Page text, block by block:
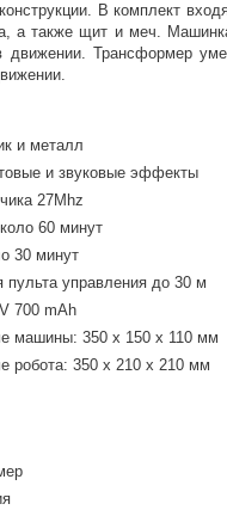
В комплект
а также щит и меч.
движении. Трансформер
и металл
и звуковые эффекты
27Mhz
60 минут
30 минут
пульта управления до 30 м
700 mAh
машины: 350 х 150 х 110 мм
робота: 350 х 210 х 210 мм